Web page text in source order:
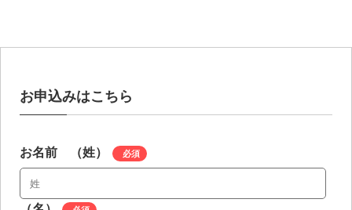
お申込みはこちら
お名前 （姓） *